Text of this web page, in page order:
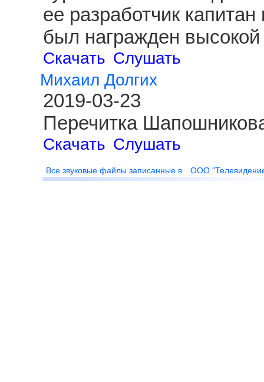
ее разработчик
был награжден
Скачать Слушать
Михаил Долгих
2019-03-23
Перечитка
Скачать Слушать
Все звуковые файлы записанные в ООО